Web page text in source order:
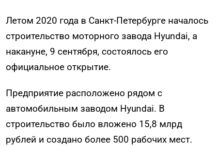
Летом 2020 года в Санкт-Петербурге началось
строительство моторного завода Hyundai, а
накануне, 9 сентября, состоялось его
официальное открытие.
Предприятие расположено рядом с
автомобильным заводом Hyundai. В
строительство было вложено 15,8 млрд
рублей и создано более 500 рабочих мест.